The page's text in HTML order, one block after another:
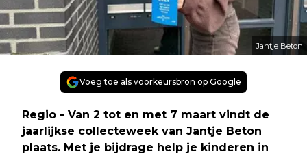
Jantje Beton
Voeg toe als voorkeursbron op Google
Regio - Van 2 tot en met 7 maart vindt de
jaarlijkse collecteweek van Jantje Beton
plaats. Met je bijdrage help je kinderen in